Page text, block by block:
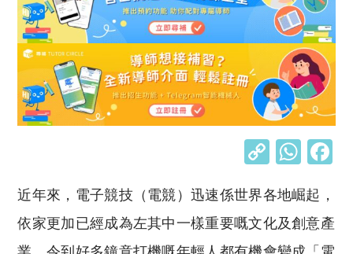
C
p
y
W
at
s
近年來，電子競技（電競）迅速係世界各地崛起，
依家更加已經成為左其中一樣重要嘅文化及創意產